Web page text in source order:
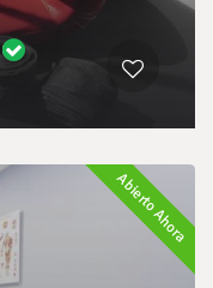
Abierto Ahora